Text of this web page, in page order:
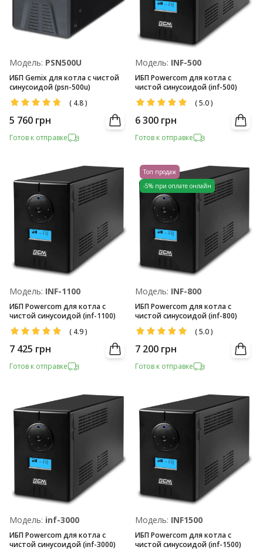
Модель: PSN500U
ИБП Gemix для котла с чистой
синусоидой (psn-500u)
( 4.8)
5 760 грн
Готов к отправке
Модель: INF-500
ИБП Powercom для котла с
чистой синусоидой (inf-500)
(5.0)
6 300 грн
Готов к отправке
Модель: INF-1100
ИБП Powercom для котла с
чистой синусоидой (inf-1100)
( 4.9)
7 425 грн
Готов к отправке
Топ продаж
-5% при оплате онлайн
Модель: INF-800
ИБП Powercom для котла с
чистой синусоидой (inf-800)
(5.0)
7 200 грн
Готов к отправке
Модель: inf-3000
ИБП Powercom для котла с
чистой синусоидой (inf-3000)
Модель: INF1500
ИБП Powercom для котла с
чистой синусоидой (inf-1500)